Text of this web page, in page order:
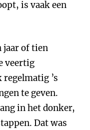
is vaak een
jaar of tien
veertig
’s
te geven.
in het donker,
Dat was